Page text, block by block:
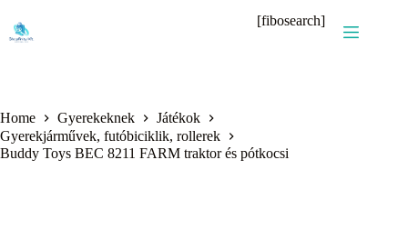
content
[fibosearch]
Home Gyerekeknek
Játékok
Gyerekjárművek, futóbiciklik, rollerek
Buddy Toys BEC 8211 FARM traktor és pótkocsi